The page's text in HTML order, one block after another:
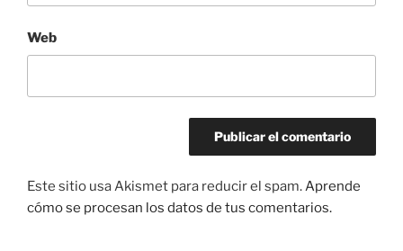
Web
Este sitio usa Akismet para reducir el spam.Aprende
cómo se procesan los datos de tus comentarios.